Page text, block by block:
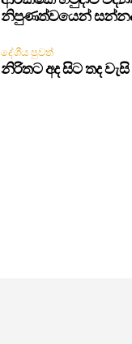
නිපුණත්වයෙන්
දේශීය පුවත්
නිරිතට අද සිට තද වැසි